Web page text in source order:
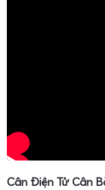
Cân Điện Tử Cân